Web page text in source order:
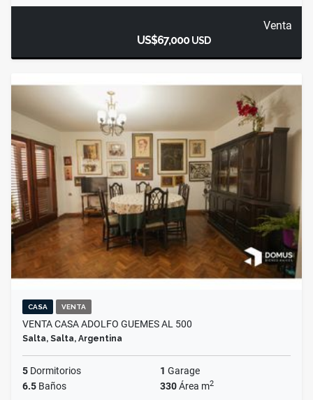
Venta
US$67,000USD
CASA VENTA
VENTA CASA ADOLFO GUEMES AL 500
Salta, Salta, Argentina
5 Dormitorios 1 Garage
6.5 Baños 330Área m2